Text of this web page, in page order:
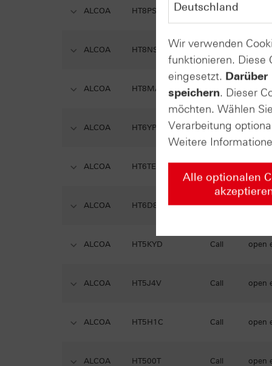
ALCOA HT8PS5 Call
ALCOA HT8NS7 Call open
ALCOA HT8MAM Call open
ALCOA HT6YPZ Call open
ALCOA HT6TEB
ALCOA HT6D8E Call open
ALCOA HT5KYD Call open
ALCOA HT5J4V Call open
ALCOA HT5H1C Call open
ALCOA HT500T Call open
Wir verwenden
funktionieren. Diese
eingesetzt.
speichern. Dieser
möchten. Wählen
Verarbeitung
Weitere
Alle optionalen